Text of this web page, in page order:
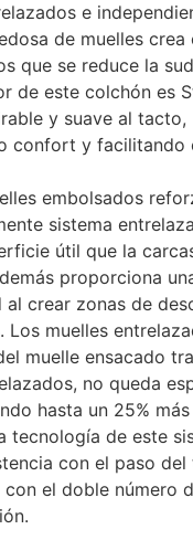
e
de muelles crea
que se reduce la
de este colchón es
y suave al tacto,
confort y facilitando
embolsados
sistema
útil que la
proporciona
crear zonas de
Los muelles
muelle ensacado
no queda
hasta un 25%
tecnología de este
con el paso del
el doble número